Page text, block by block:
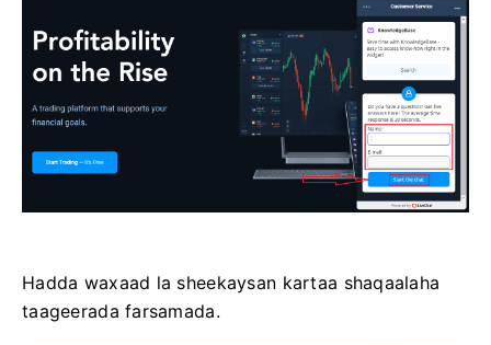
Hadda waxaad la sheekaysan kartaa shaqaalaha
taageerada farsamada.